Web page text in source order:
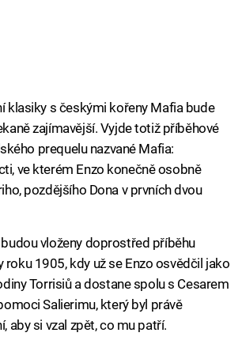
klasiky s českými kořeny Mafia bude
zajímavější. Vyjde totiž příběhové
prequelu nazvané Mafia:
ve kterém Enzo konečně osobně
pozdějšího Dona v prvních dvou
vloženy doprostřed příběhu
roku 1905, kdy už se Enzo osvědčil jako
Torrisiů a dostane spolu s Cesarem
Salierimu, který byl právě
aby si vzal zpět, co mu patří.